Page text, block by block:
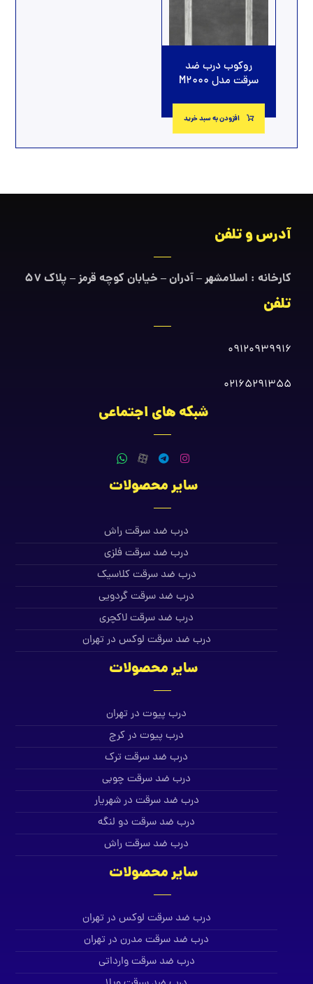
روکوب درب ضد
سرقت مدل M2000
افزودن به سبد خرید
آدرس و تلفن
کارخانه : اسلامشهر – آدران – خیابان کوچه قرمز – پلاک ۵۷
تلفن
09120939916
02165291355
شبکه های اجتماعی
سایر محصولات
درب ضد سرقت راش
درب ضد سرقت فلزی
درب ضد سرقت کلاسیک
درب ضد سرقت گردویی
درب ضد سرقت لاکچری
درب ضد سرقت لوکس در تهران
سایر محصولات
درب پیوت در تهران
درب پیوت در کرج
درب ضد سرقت ترک
درب ضد سرقت چوبی
درب ضد سرقت در شهریار
درب ضد سرقت دو لنگه
درب ضد سرقت راش
سایر محصولات
درب ضد سرقت لوکس در تهران
درب ضد سرقت مدرن در تهران
درب ضد سرقت وارداتی